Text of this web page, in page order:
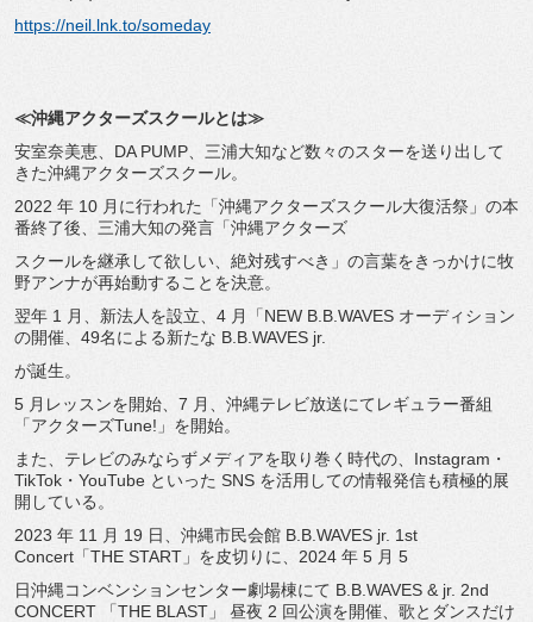
https://neil.lnk.to/someday
≪沖縄アクターズスクールとは≫
安室奈美恵、DA PUMP、三浦大知など数々のスターを送り出して
きた沖縄アクターズスクール。
2022 年 10 月に行われた「沖縄アクターズスクール大復活祭」の本
番終了後、三浦大知の発言「沖縄アクターズ
スクールを継承して欲しい、絶対残すべき」の言葉をきっかけに牧
野アンナが再始動することを決意。
翌年 1 月、新法人を設立、4 月「NEW B.B.WAVES オーディション
の開催、49名による新たな B.B.WAVES jr.
が誕生。
5 月レッスンを開始、7 月、沖縄テレビ放送にてレギュラー番組
「アクターズTune!」を開始。
また、テレビのみならずメディアを取り巻く時代の、Instagram・
TikTok・YouTube といった SNS を活用しての情報発信も積極的展
開している。
2023 年 11 月 19 日、沖縄市民会館 B.B.WAVES jr. 1st
Concert「THE START」を皮切りに、2024 年 5 月 5
日沖縄コンベンションセンター劇場棟にて B.B.WAVES & jr. 2nd
CONCERT 「THE BLAST」 昼夜 2 回公演を開催、歌とダンスだけ